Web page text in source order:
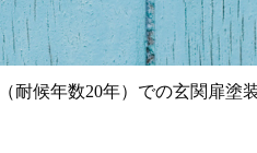
耐候年数20年）での玄関扉塗